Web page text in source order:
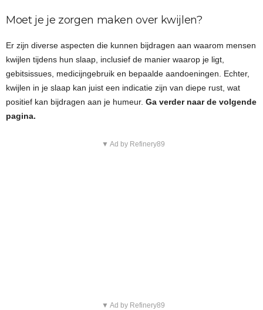
Moet je je zorgen maken over kwijlen?
Er zijn diverse aspecten die kunnen bijdragen aan waarom mensen
kwijlen tijdens hun slaap, inclusief de manier waarop je ligt,
gebitsissues, medicijngebruik en bepaalde aandoeningen. Echter,
kwijlen in je slaap kan juist een indicatie zijn van diepe rust, wat
positief kan bijdragen aan je humeur. Ga verder naar de volgende
pagina.
▼ Ad by Refinery89
▼ Ad by Refinery89